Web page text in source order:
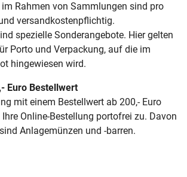
Rahmen von Sammlungen sind pro
versandkostenpflichtig.
spezielle Sonderangebote. Hier gelten
Porto und Verpackung, auf die im
hingewiesen wird.
Euro Bestellwert
mit einem Bestellwert ab 200,- Euro
Online-Bestellung portofrei zu. Davon
Anlagemünzen und -barren.